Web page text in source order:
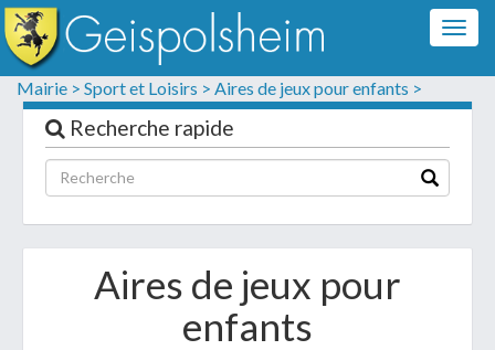
Mairie > Sport et Loisirs > Aires de jeux pour enfants >
Recherche rapide
Aires de jeux pour
enfants
Formulaire de contact
Les champs suivis d'un * sont obligatoires
Informations personnelles